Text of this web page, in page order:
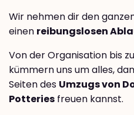
Wir nehmen dir den
einen reibungslosen
Von der Organisation bis
kümmern uns um alles,
Seiten des Umzugs von
Potteries freuen kannst.